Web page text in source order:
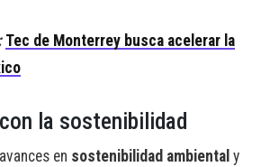
Tec de Monterrey busca acelerar la
la sostenibilidad
en sostenibilidad ambiental y